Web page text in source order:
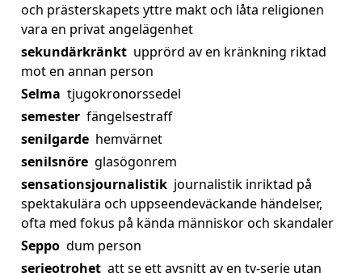
och prästerskapets yttre makt och låta religionen
vara en privat angelägenhet
sekundärkränkt upprörd av en kränkning riktad
mot en annan person
Selma tjugokronorssedel
semester fängelsestraff
senilgarde hemvärnet
senilsnöre glasögonrem
sensationsjournalistik journalistik inriktad på
spektakulära och uppseendeväckande händelser,
ofta med fokus på kända människor och skandaler
Seppo dum person
serieotrohet att se ett avsnitt av en tv-serie utan